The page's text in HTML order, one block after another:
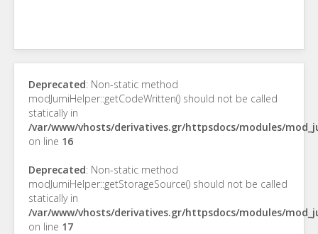
Deprecated: Non-static method
modJumiHelper::getCodeWritten() should not be called
statically in
/var/www/vhosts/derivatives.gr/httpsdocs/modules/
on line 16
Deprecated: Non-static method
modJumiHelper::getStorageSource() should not be called
statically in
/var/www/vhosts/derivatives.gr/httpsdocs/modules/
on line 17